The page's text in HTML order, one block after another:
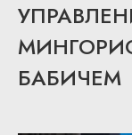
БАБИЧЕМ